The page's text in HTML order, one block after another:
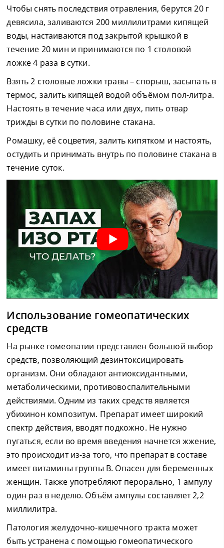
Чтобы снять последствия отравления, берутся 20 г
девясила, заливаются 200 миллилитрами кипящей
воды, настаиваются под закрытой крышкой в
течение 20 мин и принимаются по 1 столовой
ложке 4 раза в сутки.
Взять 2 столовые ложки травы – спорыш, засыпать в
термос, залить кипящей водой объёмом пол-литра.
Настоять в течение часа или двух, пить отвар
трижды в сутки по половине стакана.
Ромашку, её соцветия, залить кипятком и настоять,
остудить и принимать внутрь по половине стакана в
течение суток.
Использование гомеопатических
средств
На рынке гомеопатии представлен большой выбор
средств, позволяющий дезинтоксицировать
организм. Они обладают антиоксидантными,
метаболическими, противовоспалительными
действиями. Одним из таких средств является
убихинон композитум. Препарат имеет широкий
спектр действия, вводят подкожно. Не нужно
пугаться, если во время введения начнется жжение,
это происходит из-за того, что препарат в составе
имеет витамины группы В. Опасен для беременных
женщин. Также употребляют перорально, 1 ампулу
один раз в неделю. Объём ампулы составляет 2,2
миллилитра.
Патология желудочно-кишечного тракта может
быть устранена с помощью гомеопатического